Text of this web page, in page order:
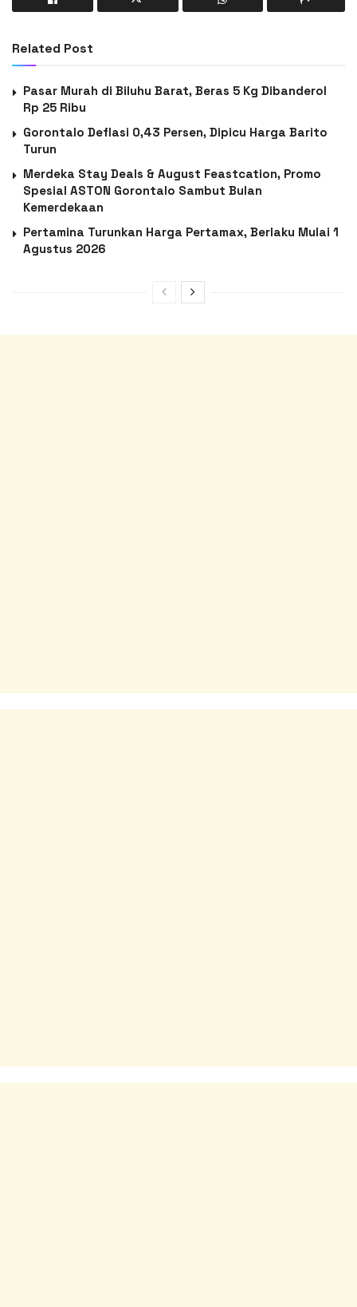
Related Post
Pasar Murah di Biluhu Barat, Beras 5 Kg Dibanderol
Rp 25 Ribu
Gorontalo Deflasi 0,43 Persen, Dipicu Harga Barito
Turun
Merdeka Stay Deals & August Feastcation, Promo
Spesial ASTON Gorontalo Sambut Bulan
Kemerdekaan
Pertamina Turunkan Harga Pertamax, Berlaku Mulai 1
Agustus 2026